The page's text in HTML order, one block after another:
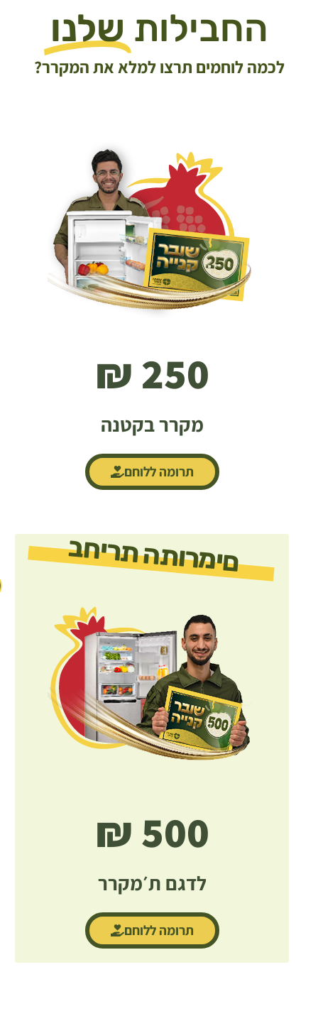
החבילותשלנו
לכמה לוחמים תרצו למלא את המקרר?
250 ₪
מקרר בקטנה
תרומה ללוחם
בחירת התורמים
500 ₪
לדגם ת׳מקרר
תרומה ללוחם